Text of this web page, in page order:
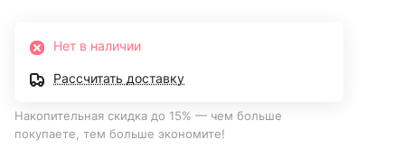
Нет в наличии
Рассчитать доставку
Накопительная скидка до 15% — чем больше
покупаете, тем больше экономите!